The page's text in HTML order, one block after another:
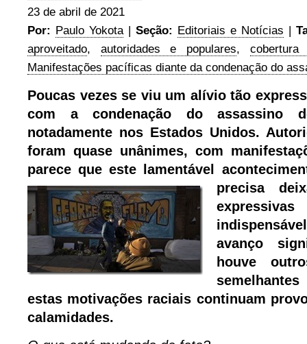
23 de abril de 2021
Por: Paulo Yokota | Seção: Editoriais e Notícias |
aproveitado, autoridades e populares,
Manifestações pacíficas diante da condenação do
Poucas vezes se viu um alívio tão
com a condenação do assassino
notadamente nos Estados Unidos.
foram quase unânimes, com
parece que este lamentável
precisa
avanço
houve
estas motivações raciais continuam
calamidades.